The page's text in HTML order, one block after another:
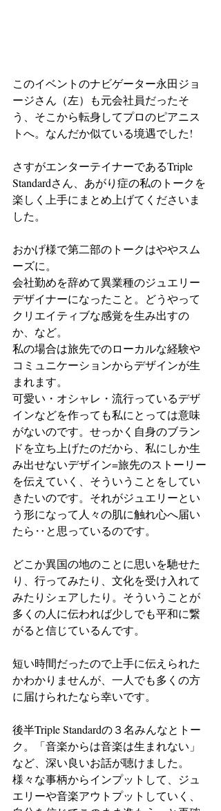
このイベントのナビゲーター永田ジョ
ージさん（左）も元会社員だったそ
う、そこから転身してプロのピアニス
トへ。なんだか似ている境遇でした!
さすがエンターテイナーであるTriple
Standardさん、あがり症の私のトークを
楽しく上手にまとめ上げてくださいま
した。
おかげ様で第二部のトークはややスム
ーズに。
会社勤めを辞めて異業種のジュエリー
デザイナーになったこと。どうやって
クリエイティブな感覚を生み出すの
か、など。
私の場合は旅先でのローカルな経験や
コミュニケーションからデザインが生
まれます。
可愛い・オシャレ・流行っているデザ
インなどを作っても私にとっては意味
がないのです。せっかく自身のブラン
ドを立ち上げたのだから、私にしか生
み出せないデザイン=旅先のストーリー
を伝えていく、そういうことをしてい
きたいのです。それがジュエリーとい
う形になって人々の肌に触れ心へ届い
たら‥と思っているのです。
どこか異国の地のことに思いを馳せた
り、行ってみたり、文化を受け入れて
みたりシェアしたり。そういうことが
多くの人に伝われば少しでも平和に繋
がると信じているんです。
短い時間だったので上手に伝えられた
かわかりませんが、一人でも多くの方
に届けられたなら幸いです。
後半Triple Standardの３名みんなとトー
ク。「音楽からは音楽は生まれない」
など、深い良いお話が聴けました。
様々な事柄からインプットして、ジュ
エリーや音楽アウトプットしていく、